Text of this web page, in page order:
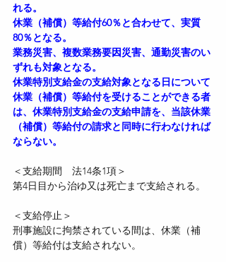
れる。
休業（補償）等給付60％と合わせて、実質
80％となる。
業務災害、複数業務要因災害、通勤災害のい
ずれも対象となる。
休業特別支給金の支給対象となる日について
休業（補償）等給付を受けることができる者
は、休業特別支給金の支給申請を、当該休業
（補償）等給付の請求と同時に行わなければ
ならない。
＜支給期間　法14条1項＞
第4日目から治ゆ又は死亡まで支給される。
＜支給停止＞
刑事施設に拘禁されている間は、休業（補
償）等給付は支給されない。